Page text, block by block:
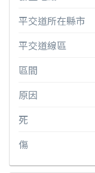
平交道所在縣市
平交道線區
區間
原因
死
傷